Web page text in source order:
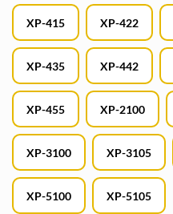
XP-415 XP-422
XP-435 XP-442
XP-455 XP-2100
XP-3100 XP-3105
XP-5100 XP-5105